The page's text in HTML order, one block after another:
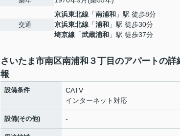
交通
京浜東北線 「南浦和 」駅 徒歩8分
京浜東北線 「浦和 」駅 徒歩30分
埼京線 「武蔵浦和 」駅 徒歩37分
さいたま市南区南浦和３丁目のアパートの詳
報
設備条件
CATV
インターネット対応
設備(その他) -